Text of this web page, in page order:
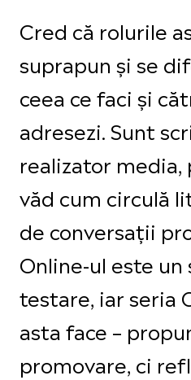
Cred că rolurile
suprapun și se
ceea ce faci și
adresezi. Sunt
realizator media,
văd cum circulă
de conversații
Online-ul este
testare, iar seria
asta face –
promovare, ci